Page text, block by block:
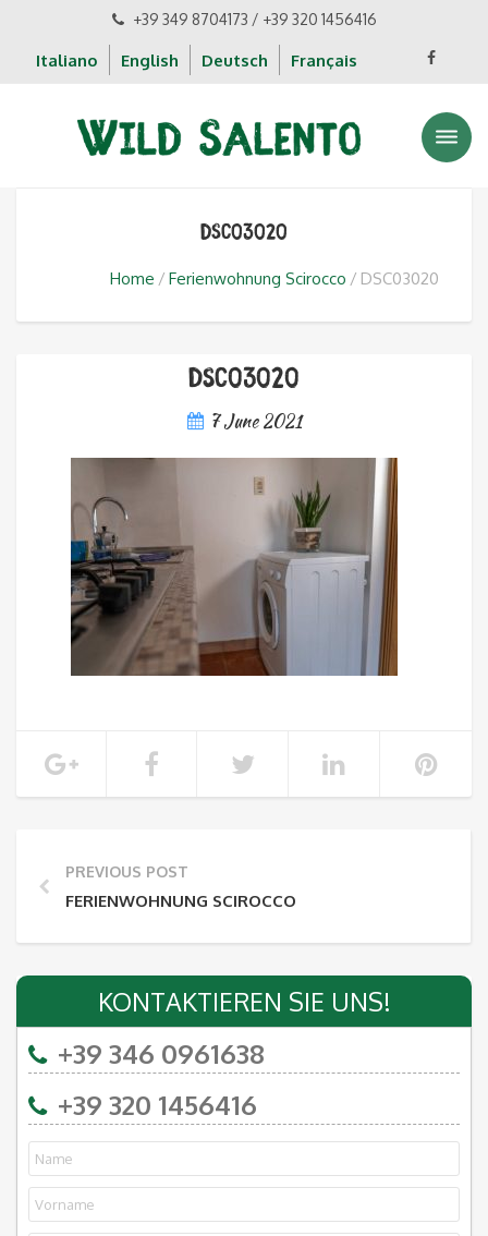
+39 349 8704173 / +39 320 1456416
Italiano English Deutsch Français
DSC03020
Home Ferienwohnung Scirocco DSC03020
DSC03020
7 June 2021
PREVIOUS POST
FERIENWOHNUNG SCIROCCO
KONTAKTIEREN SIE UNS!
+39 346 0961638
+39 320 1456416